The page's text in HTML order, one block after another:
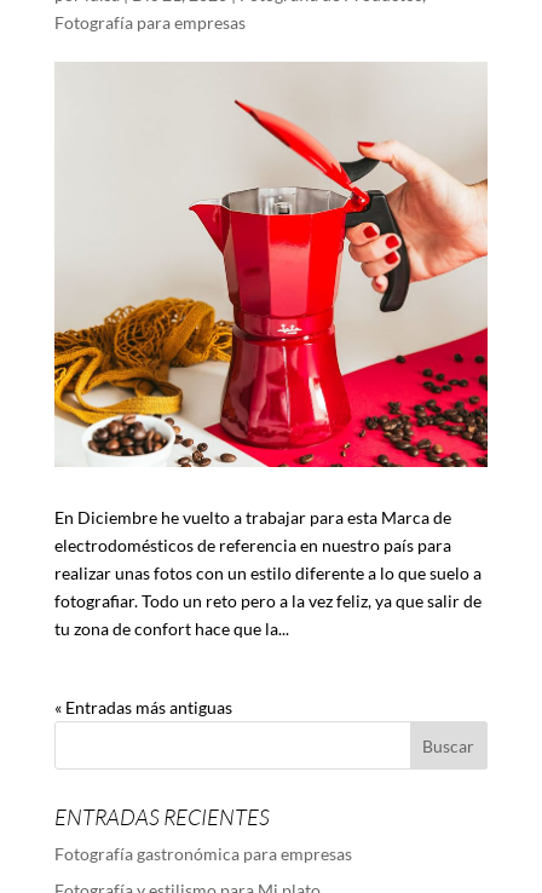
Fotografía para empresas
En Diciembre he vuelto a trabajar para esta Marca de
electrodomésticos de referencia en nuestro país para
realizar unas fotos con un estilo diferente a lo que suelo a
fotografiar. Todo un reto pero a la vez feliz, ya que salir de
tu zona de confort hace que la...
« Entradas más antiguas
ENTRADAS RECIENTES
Fotografía gastronómica para empresas